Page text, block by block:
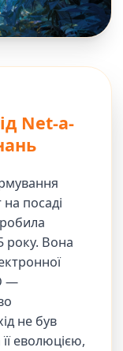
Net-a-
посаді
року. Вона
—
не був
еволюцією,